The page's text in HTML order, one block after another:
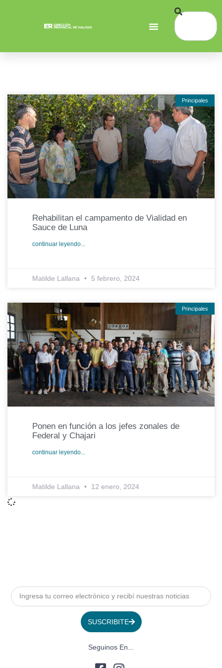
Principales
Rehabilitan el campamento de Vialidad en
Sauce de Luna
continuar leyendo...
Matilde Lallana 5 febrero, 2024
Principales
Ponen en función a los jefes zonales de
Federal y Chajari
continuar leyendo...
Matilde Lallana 12 enero, 2024
SUSCRIBITE
Seguinos En...